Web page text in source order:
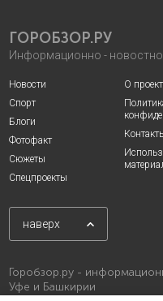
ГОРОБЗОР.РУ
Информационно -
Новости
Спорт
Блоги
Фотофакт
Сюжеты
Спецпроекты
О
наверх
Горобзор.ру -
Уфе и Башкирии